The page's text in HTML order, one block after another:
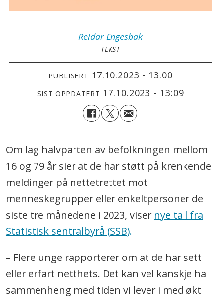
Reidar Engesbak
TEKST
PUBLISERT 17.10.2023 - 13:00
SIST OPPDATERT 17.10.2023 - 13:09
Om lag halvparten av befolkningen mellom
16 og 79 år sier at de har støtt på krenkende
meldinger på nettetrettet mot
menneskegrupper eller enkeltpersoner de
siste tre månedene i 2023, viser nye tall fra
Statistisk sentralbyrå (SSB).
– Flere unge rapporterer om at de har sett
eller erfart netthets. Det kan vel kanskje ha
sammenheng med tiden vi lever i med økt